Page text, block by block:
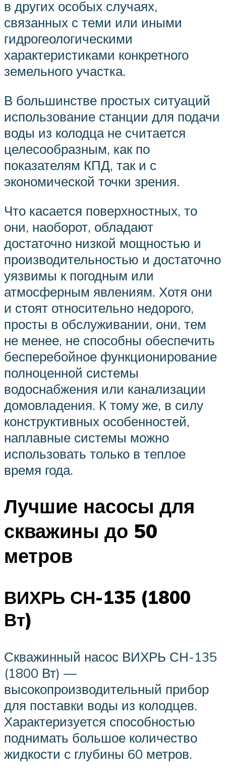
в других особых случаях,
связанных с теми или иными
гидрогеологическими
характеристиками конкретного
земельного участка.
В большинстве простых ситуаций
использование станции для подачи
воды из колодца не считается
целесообразным, как по
показателям КПД, так и с
экономической точки зрения.
Что касается поверхностных, то
они, наоборот, обладают
достаточно низкой мощностью и
производительностью и достаточно
уязвимы к погодным или
атмосферным явлениям. Хотя они
и стоят относительно недорого,
просты в обслуживании, они, тем
не менее, не способны обеспечить
бесперебойное функционирование
полноценной системы
водоснабжения или канализации
домовладения. К тому же, в силу
конструктивных особенностей,
наплавные системы можно
использовать только в теплое
время года.
Лучшие насосы для
скважины до 50
метров
ВИХРЬ СН-135 (1800
Вт)
Скважинный насос ВИХРЬ СН-135
(1800 Вт) —
высокопроизводительный прибор
для поставки воды из колодцев.
Характеризуется способностью
поднимать большое количество
жидкости с глубины 60 метров.